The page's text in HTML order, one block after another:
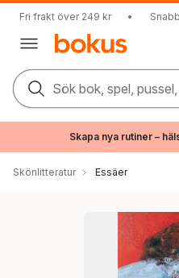
Fri frakt över 249 kr •
Sök bok, spel,
Skapa nya rutiner –
Skönlitteratur Essäer